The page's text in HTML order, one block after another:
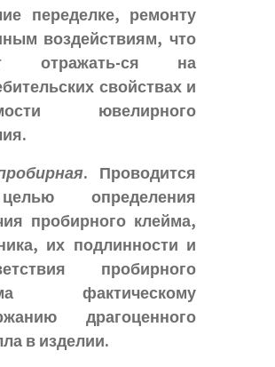
переделке, ремонту
воздействиям, что
отражать-ся на
свойствах и
ювелирного
. Проводится
определения
пробирного клейма,
их подлинности и
пробирного
фактическому
драгоценного
в изделии.